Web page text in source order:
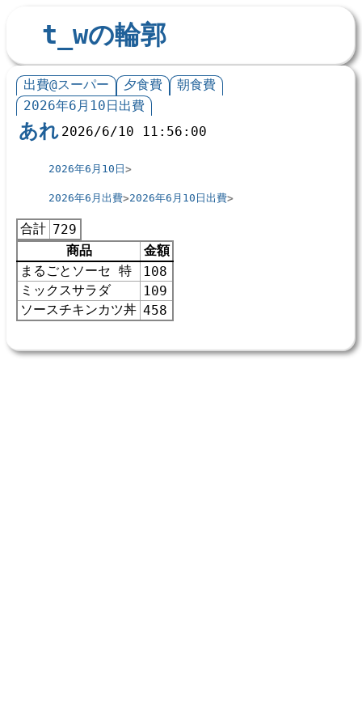
t_wの輪郭
出費@スーパー 夕食費
朝食費
2026年6月10日出費
あれ 2026/6/10 11:56:00
2026年6月10日
2026年6月出費 2026年6月10日出費
合計 729
商品
金額
まるごとソーセ 特
108
ミックスサラダ
109
ソースチキンカツ丼 458